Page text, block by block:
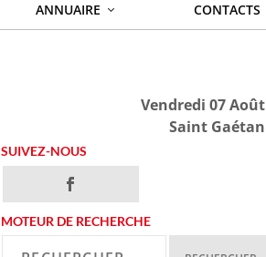
ANNUAIRE CONTACTS
Vendredi 07 Août
Saint Gaétan
SUIVEZ-NOUS
MOTEUR DE RECHERCHE